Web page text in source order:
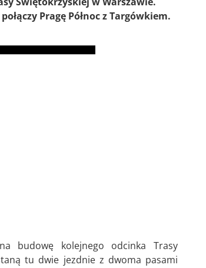
Pragę Północ z Targówkiem.
budowę kolejnego odcinka Trasy
tu dwie jezdnie z dwoma pasami